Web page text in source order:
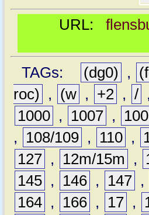
URL:
TAGs: (dg0) ,
roc)
, (w , +2 , / ,
1000 , 1007 ,
,
108/109 , 110 ,
127 , 12m/15m ,
145 , 146 , 147 ,
164 , 166 , 17 ,